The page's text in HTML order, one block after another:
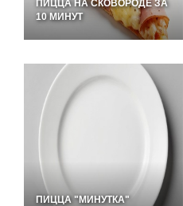
ПИЦЦА НА СКОВОРОДЕ ЗА
10 МИНУТ
ПИЦЦА "МИНУТКА"